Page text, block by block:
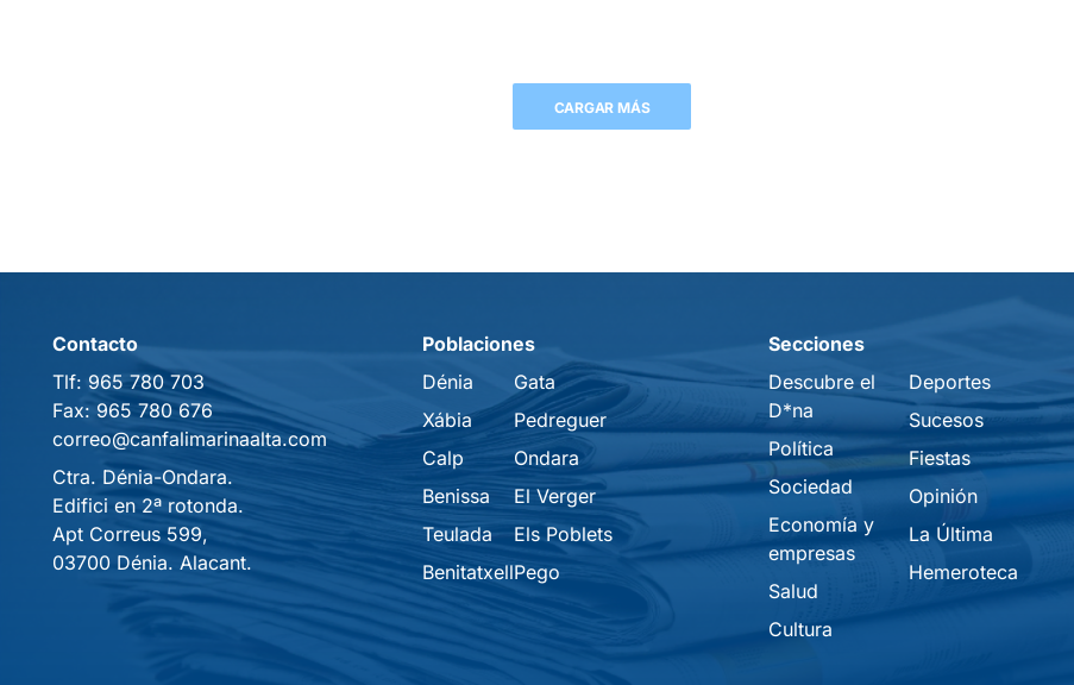
CARGAR MÁS
Contacto
Tlf: 965 780 703
Fax: 965 780 676
correo@canfalimarinaalta.com
Ctra. Dénia-Ondara.
Edifici en 2ª rotonda.
Apt Correus 599,
03700 Dénia. Alacant.
Poblaciones
Dénia
Xábia
Calp
Benissa
Teulada
Benitatxell
Gata
Pedreguer
Ondara
El Verger
Els Poblets
Pego
Secciones
Descubre el
D*na
Política
Sociedad
Economía y
empresas
Salud
Cultura
Deportes
Sucesos
Fiestas
Opinión
La Última
Hemeroteca